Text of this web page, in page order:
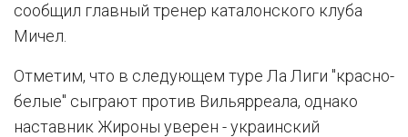
сообщил главный тренер каталонского клуба
Мичел.
Отметим, что в следующем туре Ла Лиги "красно-
белые" сыграют против Вильярреала, однако
наставник Жироны уверен - украинский